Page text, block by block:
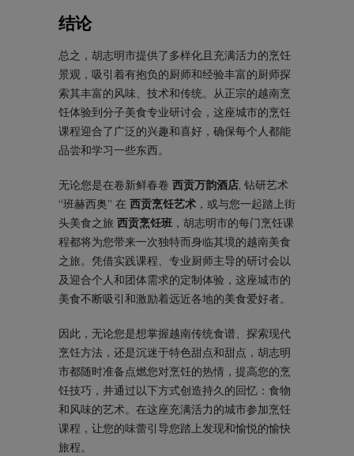
结论
总之，胡志明市提供了多样化且充满活力的烹饪
景观，吸引着有抱负的厨师和经验丰富的厨师探
索其丰富的风味、技术和传统。从正宗的越南烹
饪体验到分子美食专业研讨会，这座城市的烹饪
课程迎合了广泛的兴趣和喜好，确保每个人都能
品尝和学习一些东西。
无论您是在卷新鲜春卷 西贡万韵酒店, 钻研艺术
“班赫西奥” 在 西贡烹饪艺术 ，或与您一起踏上街
头美食之旅 西贡烹饪班 ，胡志明市的每门烹饪课
程都将为您带来一次独特而身临其境的越南美食
之旅。凭借实践课程、专业厨师主导的研讨会以
及迎合个人和团体需求的定制体验，这座城市的
美食不断吸引和激励着远近各地的美食爱好者。
因此，无论您是想掌握越南传统食谱、探索现代
烹饪方法，还是沉迷于特色甜点和甜点，胡志明
市都随时准备点燃您对烹饪的热情，提高您的烹
饪技巧，并通过以下方式创造持久的回忆：食物
和风味的艺术。在这座充满活力的城市参加烹饪
课程，让您的味蕾引导您踏上发现和愉悦的愉快
旅程。